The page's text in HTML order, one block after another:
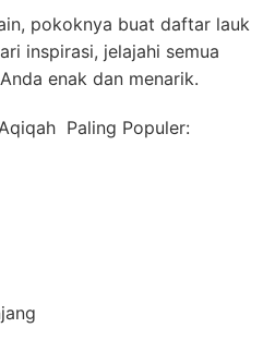
pokoknya buat daftar lauk
inspirasi, jelajahi semua
enak dan menarik.
Paling Populer: